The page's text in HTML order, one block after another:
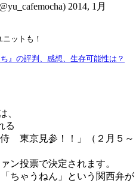
2014, 1月
ットも！
』の評判、感想、生存可能性は？
、
る
東京見参！！」（２月５～
ン投票で決定されます。
ちゃうねん」という関西弁が